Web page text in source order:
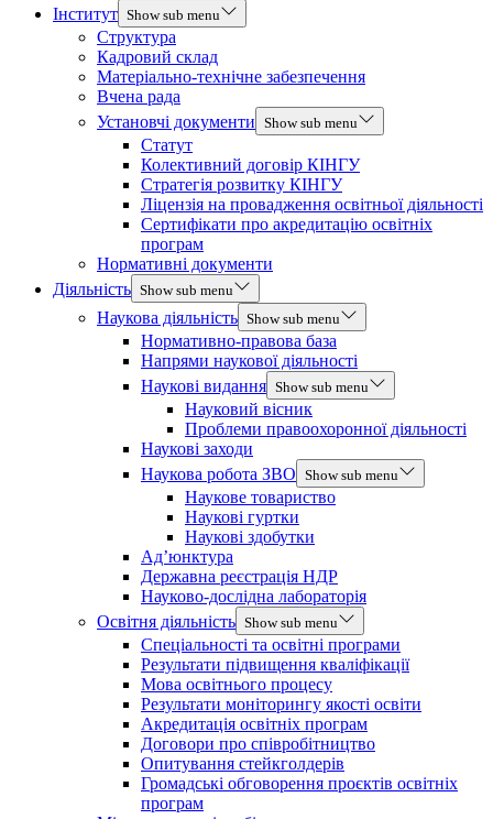
Інститут Show sub menu
Структура
Кадровий склад
Матеріально-технічне забезпечення
Вчена рада
Установчі документи Show sub menu
Статут
Колективний договір КІНГУ
Стратегія розвитку КІНГУ
Ліцензія на провадження освітньої діяльності
Сертифікати про акредитацію освітніх
програм
Нормативні документи
Діяльність Show sub menu
Наукова діяльність Show sub menu
Нормативно-правова база
Напрями наукової діяльності
Наукові видання Show sub menu
Науковий вісник
Проблеми правоохоронної діяльності
Наукові заходи
Наукова робота ЗВО Show sub menu
Наукове товариство
Наукові гуртки
Наукові здобутки
Ад’юнктура
Державна реєстрація НДР
Науково-дослідна лабораторія
Освітня діяльність Show sub menu
Спеціальності та освітні програми
Результати підвищення кваліфікації
Мова освітнього процесу
Результати моніторингу якості освіти
Акредитація освітніх програм
Договори про співробітництво
Опитування стейкголдерів
Громадські обговорення проєктів освітніх
програм